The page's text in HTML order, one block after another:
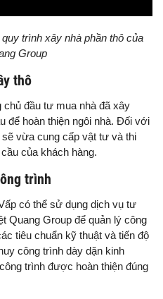
trình xây nhà phần thô của
Group
thô
đầu tư mua nhà đã xây
để hoàn thiện ngôi nhà. Đối với
vừa cung cấp vật tư và thi
của khách hàng.
trình
có thể sử dụng dịch vụ tư
Quang Group để quản lý công
tiêu chuẩn kỹ thuật và tiến độ
công trình dày dặn kinh
trình được hoàn thiện đúng